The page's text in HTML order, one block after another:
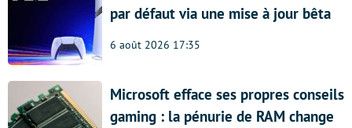
par défaut via une mise à jour bêta
6 août 2026 17:35
Microsoft efface ses propres conseils
gaming : la pénurie de RAM change